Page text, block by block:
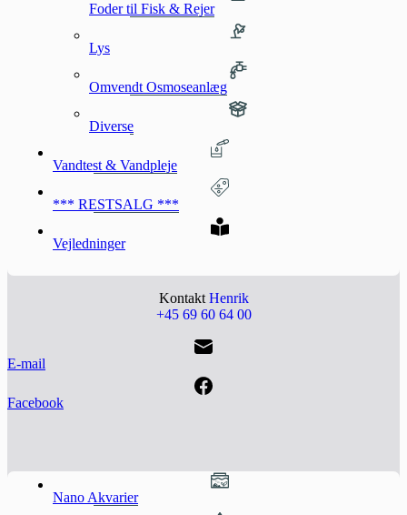
Foder til Fisk & Rejer
Lys
Omvendt Osmoseanlæg
Diverse
Vandtest & Vandpleje
*** RESTSALG ***
Vejledninger
Kontakt Henrik
+45 69 60 64 00
E-mail
Facebook
Nano Akvarier